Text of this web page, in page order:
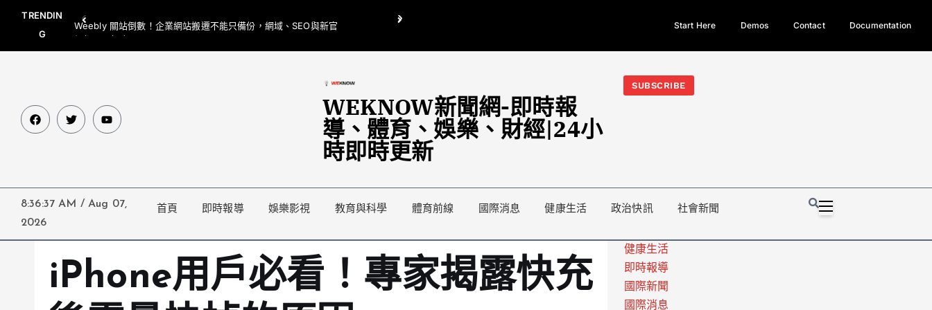
TRENDIN
G
Weebly 關站倒數！企業網站搬遷不能只備份，網域、SEO與新官
網都要一起處理
翁曉玲喊刪陸委會1295萬媒宣費惹議 梁文傑回「只能靠嘴巴」
今日熱門新聞TOP3｜西拉雅族正式成第17個原住民族、立院電競
光電場回
Start Here Demos Contact Documentation
WEKNOW新聞網-即時報
導、體育、娛樂、財經|24小
時即時更新
SUBSCRIBE
8:36:38 AM / Aug 07,
2026
首頁 即時報導 娛樂影視 教育與科學 體育前線 國際消息 健康生活 政治快訊 社會新聞
iPhone用戶必看！專家揭露快充
健康生活
即時報導
國際新聞
國際消息